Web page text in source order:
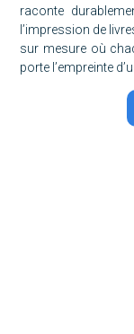
raconte
l’impression de
sur mesure où
porte l’empreinte